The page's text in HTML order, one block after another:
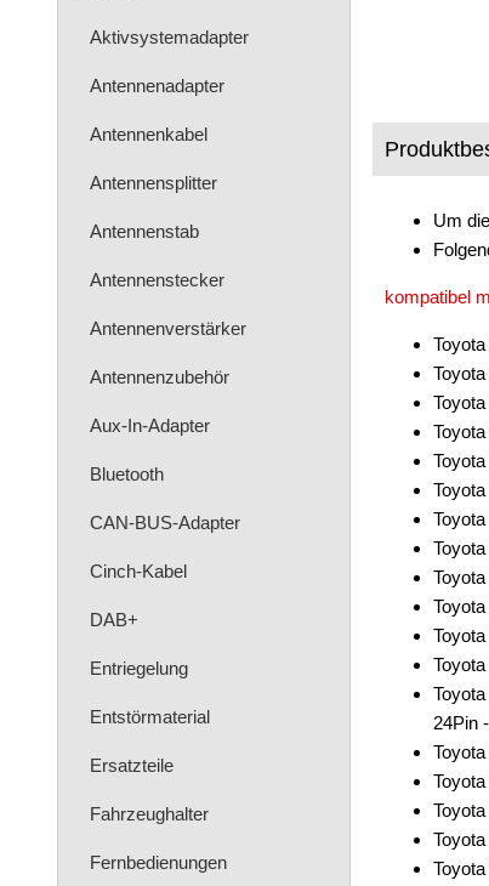
Aktivsystemadapter
Antennenadapter
Antennenkabel
Antennensplitter
Antennenstab
Antennenstecker
Antennenverstärker
Antennenzubehör
Aux-In-Adapter
Bluetooth
CAN-BUS-Adapter
Cinch-Kabel
DAB+
Entriegelung
Entstörmaterial
Ersatzteile
Fahrzeughalter
Fernbedienungen
Um
kompatibel
24Pin